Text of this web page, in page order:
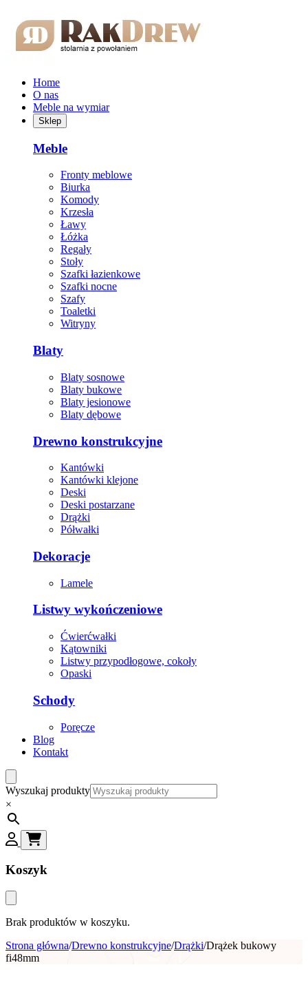
Home
O nas
Meble na wymiar
Sklep
Meble
Fronty meblowe
Biurka
Komody
Krzesła
Ławy
Łóżka
Regały
Stoły
Szafki łazienkowe
Szafki nocne
Szafy
Toaletki
Witryny
Blaty
Blaty sosnowe
Blaty bukowe
Blaty jesionowe
Blaty dębowe
Drewno konstrukcyjne
Kantówki
Kantówki klejone
Deski
Deski postarzane
Drążki
Półwałki
Dekoracje
Lamele
Listwy wykończeniowe
Ćwierćwałki
Kątowniki
Listwy przypodłogowe, cokoły
Opaski
Schody
Poręcze
Blog
Kontakt
Wyszukaj produkty
×
Koszyk
Brak produktów w koszyku.
Strona główna/Drewno konstrukcyjne/Drążki/Drążek bukowy
fi48mm